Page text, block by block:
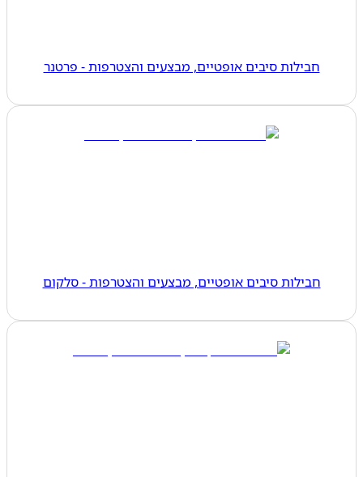
חבילות סיבים אופטיים, מבצעים והצטרפות - פרטנר
חבילות סיבים אופטיים, מבצעים והצטרפות - סלקום